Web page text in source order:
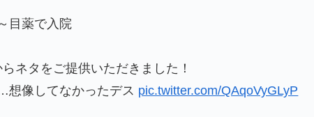
目薬で入院
らネタをご提供いただきました！
想像してなかったデス pic.twitter.com/QAqoVyGLyP